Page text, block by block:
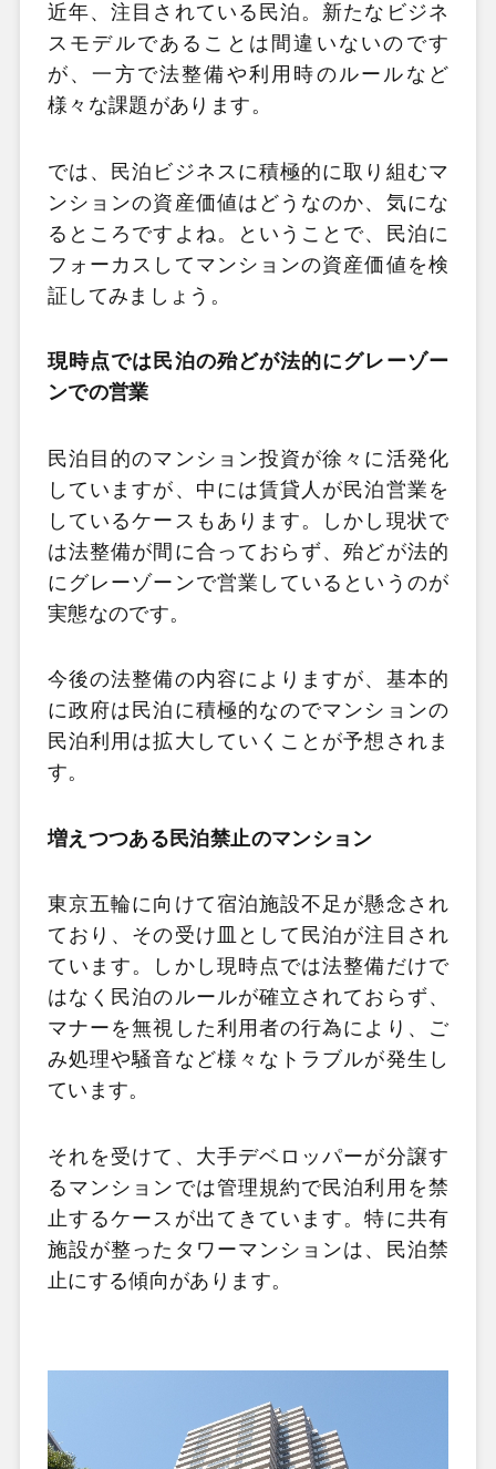
近年、注目されている民泊。新たなビジネ
スモデルであることは間違いないのです
が、一方で法整備や利用時のルールなど
様々な課題があります。
では、民泊ビジネスに積極的に取り組むマ
ンションの資産価値はどうなのか、気にな
るところですよね。ということで、民泊に
フォーカスしてマンションの資産価値を検
証してみましょう。
現時点では民泊の殆どが法的にグレーゾー
ンでの営業
民泊目的のマンション投資が徐々に活発化
していますが、中には賃貸人が民泊営業を
しているケースもあります。しかし現状で
は法整備が間に合っておらず、殆どが法的
にグレーゾーンで営業しているというのが
実態なのです。
今後の法整備の内容によりますが、基本的
に政府は民泊に積極的なのでマンションの
民泊利用は拡大していくことが予想されま
す。
増えつつある民泊禁止のマンション
東京五輪に向けて宿泊施設不足が懸念され
ており、その受け皿として民泊が注目され
ています。しかし現時点では法整備だけで
はなく民泊のルールが確立されておらず、
マナーを無視した利用者の行為により、ご
み処理や騒音など様々なトラブルが発生し
ています。
それを受けて、大手デベロッパーが分譲す
るマンションでは管理規約で民泊利用を禁
止するケースが出てきています。特に共有
施設が整ったタワーマンションは、民泊禁
止にする傾向があります。